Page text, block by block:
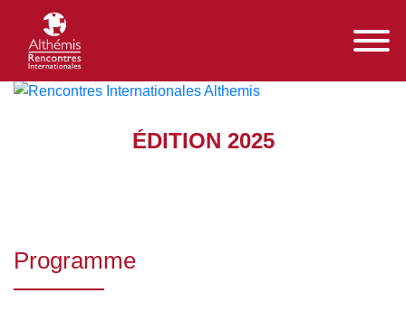
ÉDITION 2025
Programme